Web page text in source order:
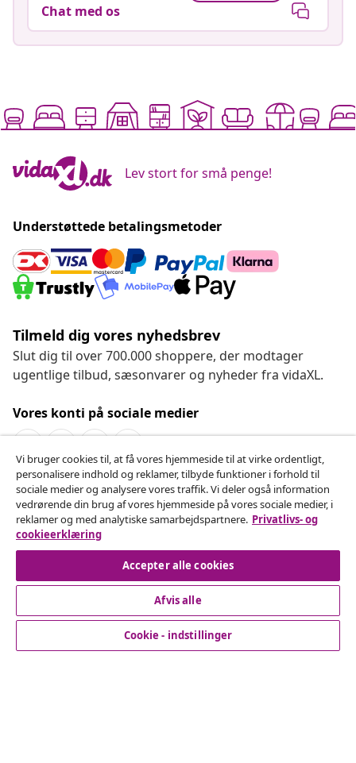
Chat med os
Lev stort for små penge!
Understøttede betalingsmetoder
Tilmeld dig vores nyhedsbrev
Slut dig til over 700.000 shoppere, der modtager
ugentlige tilbud, sæsonvarer og nyheder fra vidaXL.
Vores konti på sociale medier
Fortryd køb
Indsend en anmodning om at fortryde din ordre.
Fortryd køb
Kundeservice
Vi bruger cookies til, at få vores hjemmeside til at virke ordentligt,
personalisere indhold og reklamer, tilbyde funktioner i forhold til
sociale medier og analysere vores traffik. Vi deler også information
vedrørende din brug af vores hjemmeside på vores sociale medier, i
reklamer og med analytiske samarbejdspartnere. Privatlivs- og
cookieerklæring
Accepter alle cookies
Afvis alle
Cookie - indstillinger